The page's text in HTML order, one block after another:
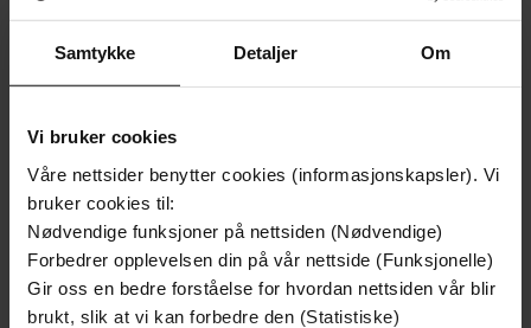
Samtykke Detaljer Om
Vi bruker cookies
Våre nettsider benytter cookies (informasjonskapsler). Vi
bruker cookies til:
Nødvendige funksjoner på nettsiden (Nødvendige)
Forbedrer opplevelsen din på vår nettside (Funksjonelle)
Gir oss en bedre forståelse for hvordan nettsiden vår blir
brukt, slik at vi kan forbedre den (Statistiske)